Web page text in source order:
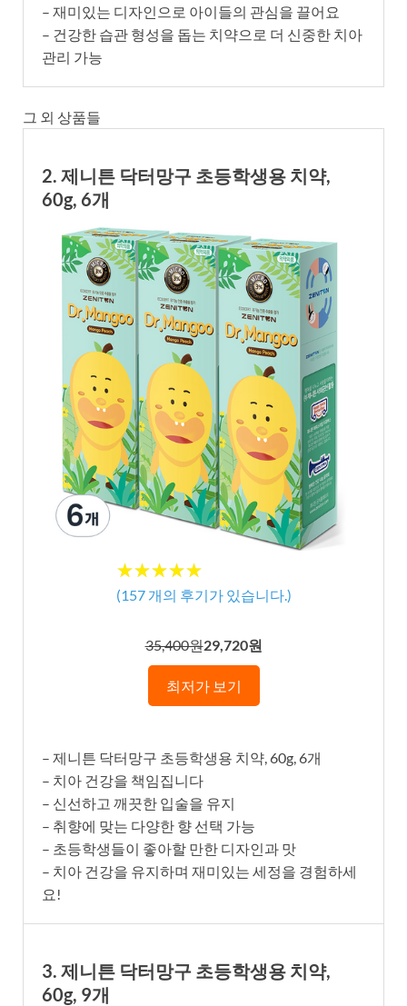
– 재미있는 디자인으로 아이들의 관심을 끌어요
– 건강한 습관 형성을 돕는 치약으로 더 신중한 치아
관리 가능
그 외 상품들
2. 제니튼 닥터망구 초등학생용 치약,
60g, 6개
★★★★★
★★★★★
(157개의 후기가 있습니다.)
35,400원29,720원
최저가 보기
– 제니튼 닥터망구 초등학생용 치약, 60g, 6개
– 치아 건강을 책임집니다
– 신선하고 깨끗한 입술을 유지
– 취향에 맞는 다양한 향 선택 가능
– 초등학생들이 좋아할 만한 디자인과 맛
– 치아 건강을 유지하며 재미있는 세정을 경험하세
요!
3. 제니튼 닥터망구 초등학생용 치약,
60g, 9개